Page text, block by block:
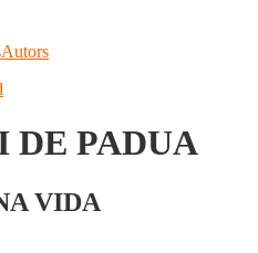
Autors
DE PADUA
VIDA